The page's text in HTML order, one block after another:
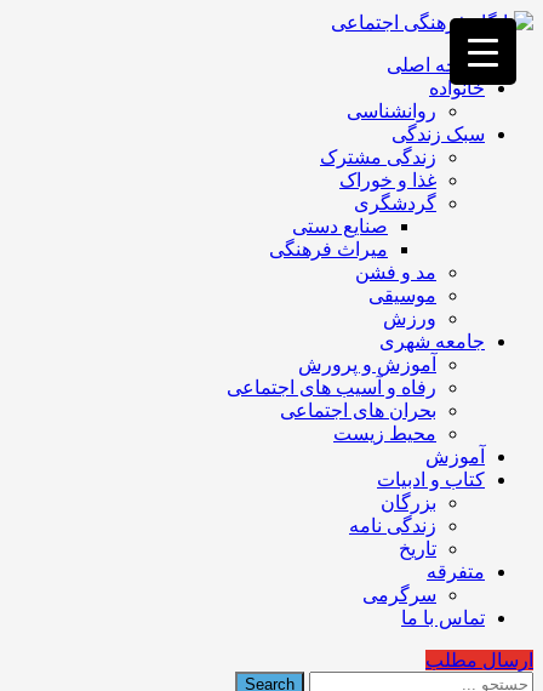
فصد
خون
غرب
تهران
خشکشویی
تصفیه
تهران
صفحه اصلی
خانواده
روانشناسی
سبک زندگی
زندگی مشترک
غذا و خوراک
گردشگری
صنایع دستی
میراث فرهنگی
مد و فشن
موسیقی
ورزش
جامعه شهری
آموزش و پرورش
رفاه و آسیب های اجتماعی
بحران های اجتماعی
محیط زیست
آموزش
کتاب و ادبیات
بزرگان
زندگی نامه
تاریخ
متفرقه
سرگرمی
تماس با ما
ارسال مطلب